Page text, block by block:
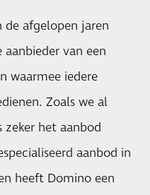
afgelopen jaren
van een
waarmee iedere
Zoals we al
zeker het aanbod
aanbod in
heeft Domino een